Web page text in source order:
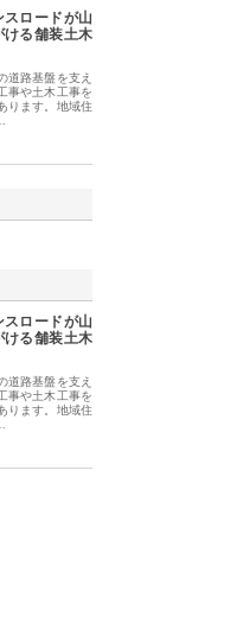
ロードが山
ける舗装土木
道路基盤を支え
事や土木工事を
ります。地域住
ロードが山
ける舗装土木
道路基盤を支え
事や土木工事を
ります。地域住